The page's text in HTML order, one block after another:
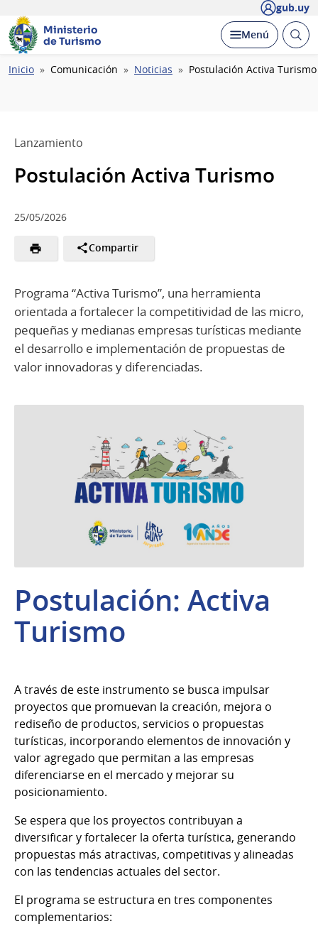
gub.uy
Ministerio
de Turismo
Desplegar
Menú Abrir
Ruta
Inicio Comunicación Noticias Postulación Activa Turismo
Lanzamiento
Postulación Activa Turismo
25/05/2026
Compartir
Programa “Activa Turismo”, una herramienta
orientada a fortalecer la competitividad de las micro,
pequeñas y medianas empresas turísticas mediante
el desarrollo e implementación de propuestas de
valor innovadoras y diferenciadas.
Postulación: Activa
Turismo
A través de este instrumento se busca impulsar
proyectos que promuevan la creación, mejora o
rediseño de productos, servicios o propuestas
turísticas, incorporando elementos de innovación y
valor agregado que permitan a las empresas
diferenciarse en el mercado y mejorar su
posicionamiento.
Se espera que los proyectos contribuyan a
diversificar y fortalecer la oferta turística, generando
propuestas más atractivas, competitivas y alineadas
con las tendencias actuales del sector.
El ​programa se estructura en tres componentes
complementarios: